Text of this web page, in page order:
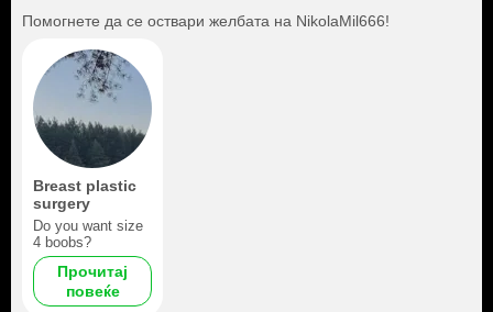
Помогнете да се оствари желбата на NikolaMil666!
Breast plastic
surgery
Do you want size
4 boobs?
Прочитај
повеќе